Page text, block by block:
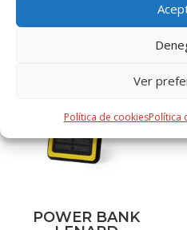
Ver
Política de cookiesPolítica
POWER BANK